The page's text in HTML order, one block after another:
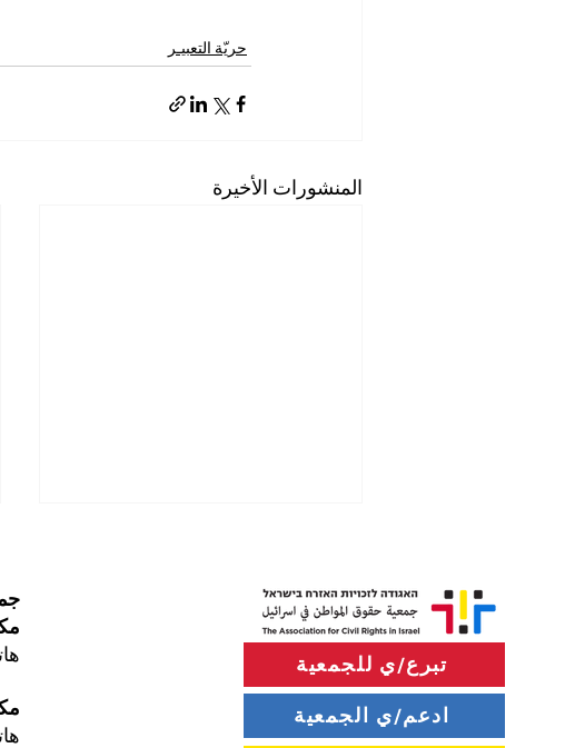
حريّة التعبيـر
المنشورات الأخيرة
استخدام الشرطة الخطير وغير
هاتف:
هاتف:
تبرع/ي للجمعية
ادعم/ي الجمعية